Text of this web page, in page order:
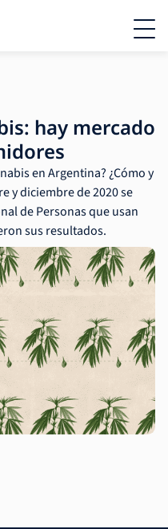
hay mercado
en Argentina? ¿Cómo y
y diciembre de 2020 se
de Personas que usan
sus resultados.